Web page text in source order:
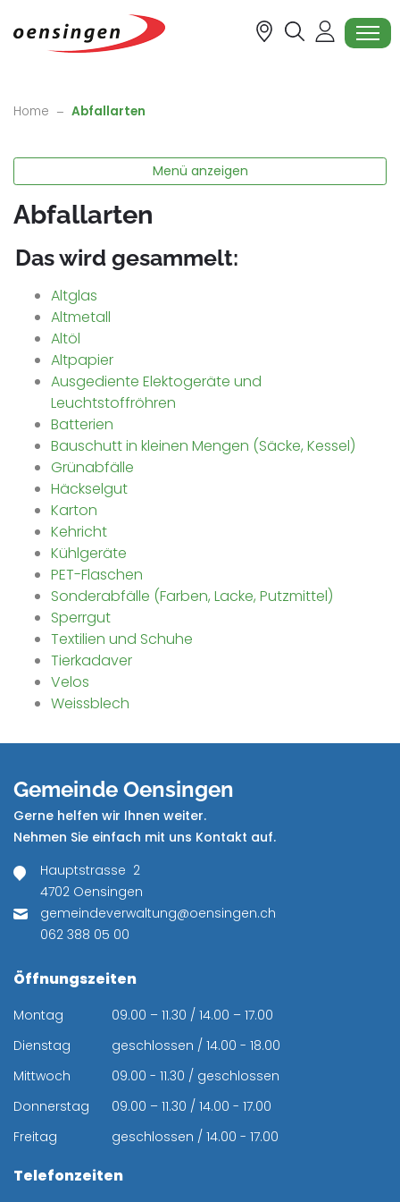
Oensingen
Home Abfallarten
Menü anzeigen
Abfallarten
Das wird gesammelt:
Altglas
Altmetall
Altöl
Altpapier
Ausgediente Elektogeräte und
Leuchtstoffröhren
Batterien
Bauschutt in kleinen Mengen (Säcke, Kessel)
Grünabfälle
Häckselgut
Karton
Kehricht
Kühlgeräte
PET-Flaschen
Sonderabfälle (Farben, Lacke, Putzmittel)
Sperrgut
Textilien und Schuhe
Tierkadaver
Velos
Weissblech
Gemeinde Oensingen
Gerne helfen wir Ihnen weiter.
Nehmen Sie einfach mit uns Kontakt auf.
Hauptstrasse 2
4702 Oensingen
gemeindeverwaltung@oensingen.ch
062 388 05 00
Öffnungszeiten
Montag
09.00 – 11.30 / 14.00 – 17.00
Dienstag
geschlossen / 14.00 - 18.00
Mittwoch
09.00 - 11.30 / geschlossen
Donnerstag
09.00 – 11.30 / 14.00 - 17.00
Freitag
geschlossen / 14.00 - 17.00
Telefonzeiten